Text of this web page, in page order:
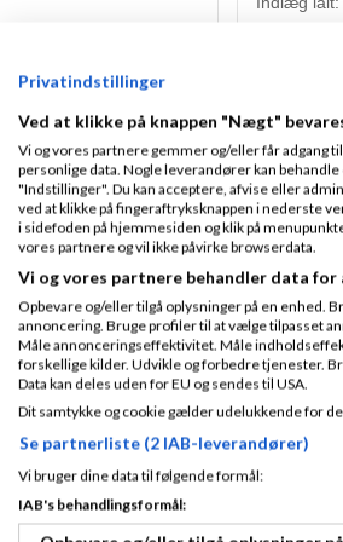
Tilmeldt 20.
07
Indlæg
16014
Privatindstillinger
Ved at klikke på knappen "Nægt"
Vi og vores partnere gemmer og/eller får adgang
personlige data. Nogle leverandører kan
"Indstillinger". Du kan acceptere, afvise eller
ved at klikke på fingeraftryksknappen i nederste
i sidefoden på hjemmesiden og klik på
vores partnere og vil ikke påvirke browserdata.
Vi og vores partnere behandler data for
Opbevare og/eller tilgå oplysninger på en
annoncering. Bruge profiler til at vælge tilpasset
Måle annonceringseffektivitet. Måle
forskellige kilder. Udvikle og forbedre tjenester.
Data kan deles uden for EU og sendes til USA.
Dit samtykke og cookie gælder udelukkende for
Se partnerliste (2 IAB-leverandører)
Vi bruger dine data til følgende formål:
IAB's behandlingsformål: